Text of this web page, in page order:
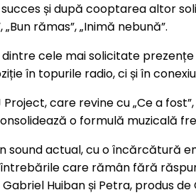
și după cooptarea altor
„Bun rămas”, „Inimă nebună”.
cele mai solicitate
în topurile radio, ci și în
care revine cu „Ce a
o formulă muzicală
sound actual, cu o încărcătură
care rămân fără
Huiban și Petra, produs